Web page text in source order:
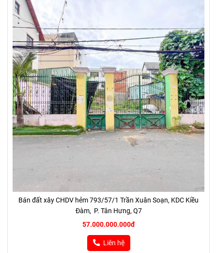
Bán đất xây CHDV hẻm 793/57/1 Trần Xuân Soạn, KDC Kiều
Đàm, P. Tân Hưng, Q7
57.000.000.000đ
Liên hệ